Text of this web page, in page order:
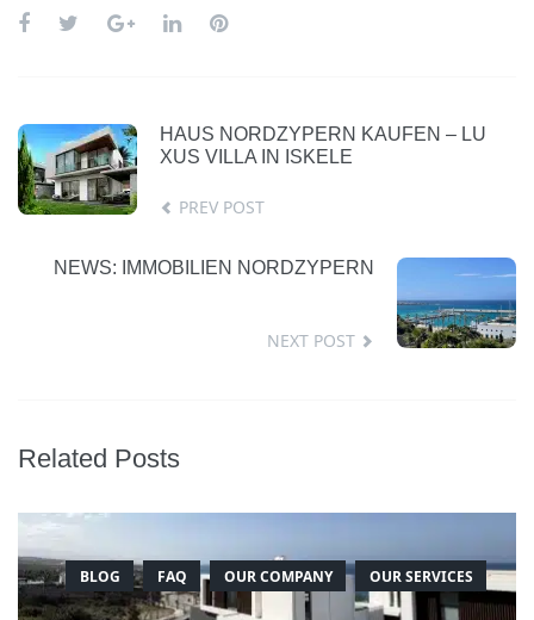
HAUS NORDZYPERN KAUFEN – LU
XUS VILLA IN ISKELE
PREV POST
NEWS: IMMOBILIEN NORDZYPERN
NEXT POST
Related Posts
BLOG FAQ OUR COMPANY OUR SERVICES